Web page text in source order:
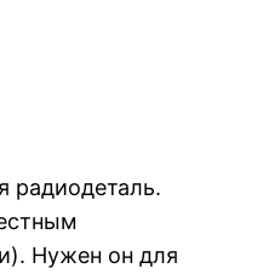
радиодеталь.
Нужен он для